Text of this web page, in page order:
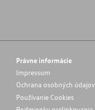
Právne informácie
Impressum
Ochrana osobných údajov
Používanie Cookies